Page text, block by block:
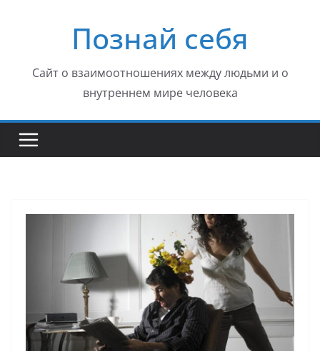
содержимомуПознай себя
Сайт о взаимоотношениях между людьми и о
внутреннем мире человека